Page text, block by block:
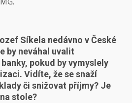
Síkela nedávno v České
by neváhal uvalit
pokud by vymyslely
Vidíte, že se snaží
či snižovat příjmy? Je
stole?